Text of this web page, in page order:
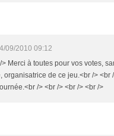
09/2010 09:12
> Merci à toutes pour vos votes,
organisatrice de ce jeu.<br /> <br
/> <br /> <br /> <br />